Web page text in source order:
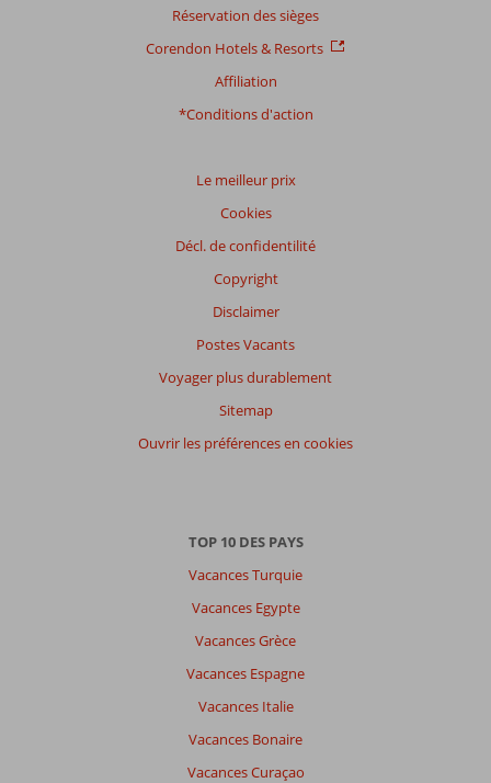
Réservation des sièges
Corendon Hotels & Resorts
Affiliation
*Conditions d'action
Le meilleur prix
Cookies
Décl. de confidentilité
Copyright
Disclaimer
Postes Vacants
Voyager plus durablement
Sitemap
Ouvrir les préférences en cookies
TOP 10 DES PAYS
Vacances Turquie
Vacances Egypte
Vacances Grèce
Vacances Espagne
Vacances Italie
Vacances Bonaire
Vacances Curaçao